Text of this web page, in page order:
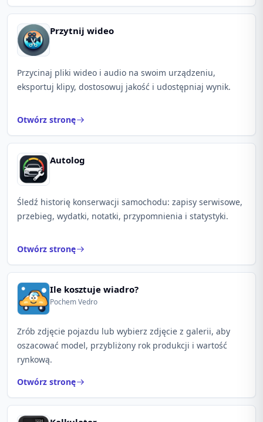
Przytnij wideo
Przycinaj pliki wideo i audio na swoim urządzeniu,
eksportuj klipy, dostosowuj jakość i udostępniaj wynik.
Otwórz stronę
Autolog
Śledź historię konserwacji samochodu: zapisy serwisowe,
przebieg, wydatki, notatki, przypomnienia i statystyki.
Otwórz stronę
Ile kosztuje wiadro?
Pochem Vedro
Zrób zdjęcie pojazdu lub wybierz zdjęcie z galerii, aby
oszacować model, przybliżony rok produkcji i wartość
rynkową.
Otwórz stronę